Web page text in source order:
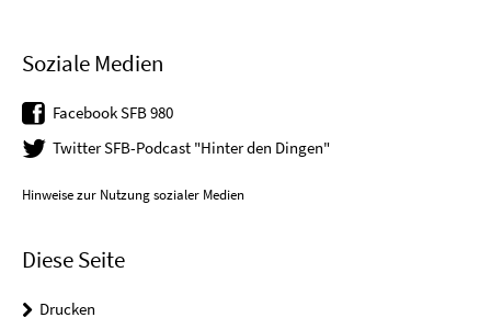
Soziale Medien
Facebook SFB 980
Twitter SFB-Podcast "Hinter den Dingen"
Hinweise zur Nutzung sozialer Medien
Diese Seite
Drucken